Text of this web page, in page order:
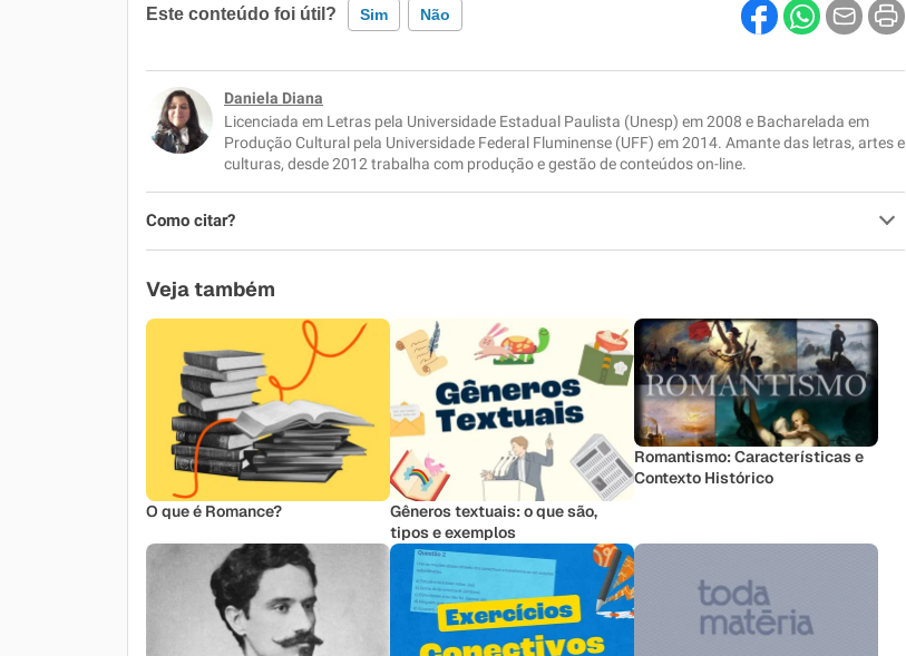
Este conteúdo foi útil? Sim Não
Este conteúdo contém informação incorreta
Este conteúdo não tem a informação que procuro
Daniela Diana
Licenciada em Letras pela Universidade Estadual Paulista (Unesp) em 2008 e Bacharelada em
Produção Cultural pela Universidade Federal Fluminense (UFF) em 2014. Amante das letras, artes e
culturas, desde 2012 trabalha com produção e gestão de conteúdos on-line.
Como citar?
Veja também
O que é Romance?
Gêneros textuais: o que são,
tipos e exemplos
Romantismo: Características e
Contexto Histórico